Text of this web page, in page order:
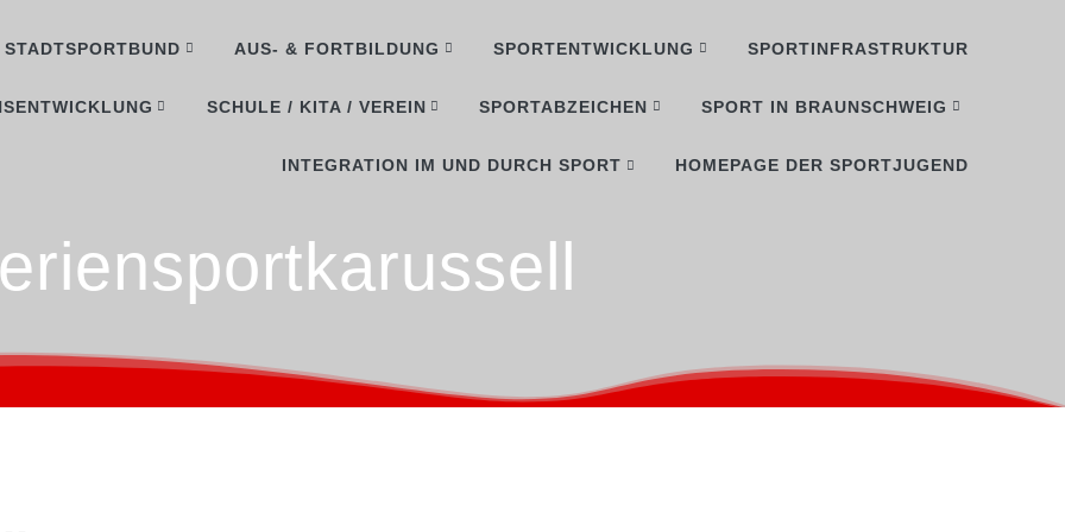
STADTSPORTBUND AUS- & FORTBILDUNG SPORTENTWICKLUNG SPORTINFRASTRUKTUR
SCHULE / KITA / VEREIN SPORTABZEICHEN SPORT IN BRAUNSCHWEIG
INTEGRATION IM UND DURCH SPORT HOMEPAGE DER SPORTJUGEND